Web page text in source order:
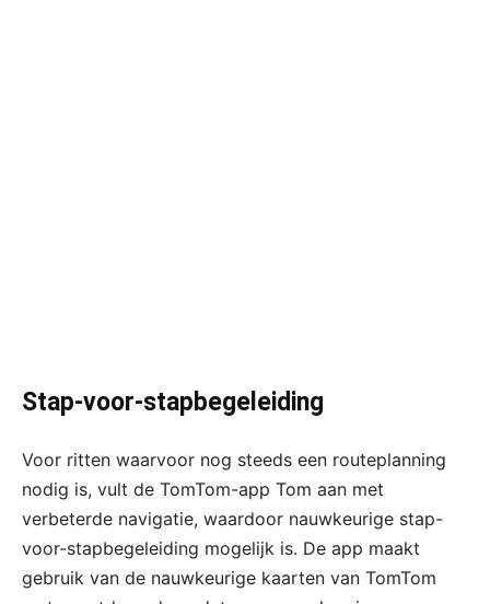
Stap-voor-stapbegeleiding
Voor ritten waarvoor nog steeds een routeplanning
nodig is, vult de TomTom-app Tom aan met
verbeterde navigatie, waardoor nauwkeurige stap-
voor-stapbegeleiding mogelijk is. De app maakt
gebruik van de nauwkeurige kaarten van TomTom